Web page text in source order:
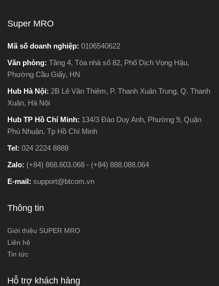
bài viết này, Super MRO sẽ
giúp bạn hiểu rõ sự khác
điểm và tư vấn chọn lựa
loại máy phù hợp nhất với
nhu cầu sử dụng thực tế.
Super MRO
Mã số doanh nghiệp: 0106540622
Văn phòng: Tầng 4, Tòa nhà số 82, Phố Dịch Vọng Hậu,
Phường Cầu Giấy, HN
Hub Hà Nội: 2B Lê Văn Thiêm, P. Thanh Xuân Trung, Q. Thanh
Xuân, Hà Nội
Hub TP Hồ Chí Minh: 134/3 Đào Duy Anh, Phường 9, Quận
Phú Nhuận, Tp Hồ Chí Minh
Tel: 024 2224 8888
Zalo: (+84) 868.603.068 - (+84) 888.088.064
E-mail: support@btcom.vn
Thông tin
Giới thiệu SUPER MRO
Liên hệ
Tin tức
Hỗ trợ khách hàng